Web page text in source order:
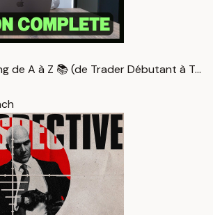
de A à Z 📚 (de Trader Débutant à T…